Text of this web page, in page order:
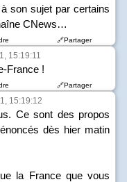
son sujet par certains
CNews…
🔗Partager
15:19:11
France !
🔗Partager
15:19:12
Ce sont des propos
dès hier matin
la France que vous